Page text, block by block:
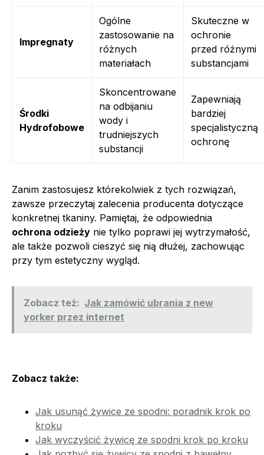
Impregnaty
Ogólne
zastosowanie na
różnych
materiałach
Skuteczne w
ochronie
przed różnymi
substancjami
Środki
Hydrofobowe
Skoncentrowane
na odbijaniu
wody i
trudniejszych
substancji
Zapewniają
bardziej
specjalistyczną
ochronę
Zanim zastosujesz którekolwiek z tych rozwiązań,
zawsze przeczytaj zalecenia producenta dotyczące
konkretnej tkaniny. Pamiętaj, że odpowiednia
ochrona odzieży nie tylko poprawi jej wytrzymałość,
ale także pozwoli cieszyć się nią dłużej, zachowując
przy tym estetyczny wygląd.
Zobacz też: Jak zamówić ubrania z new
yorker przez internet
Zobacz także:
Jak usunąć żywice ze spodni: poradnik krok po
kroku
Jak wyczyścić żywicę ze spodni krok po kroku